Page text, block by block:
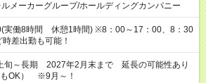
メーカーグループ/ホールディングカンパニー
実働8時間 休憩1時間) ※8：00～17：00、8：30
差出勤も可能！
旬～長期 2027年2月末まで 延長の可能性あり
もOK） ※9月～！